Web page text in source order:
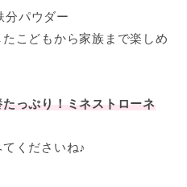
分パウダー
たこどもから家族まで楽しめ
っぷり！ミネストローネ
くださいね♪